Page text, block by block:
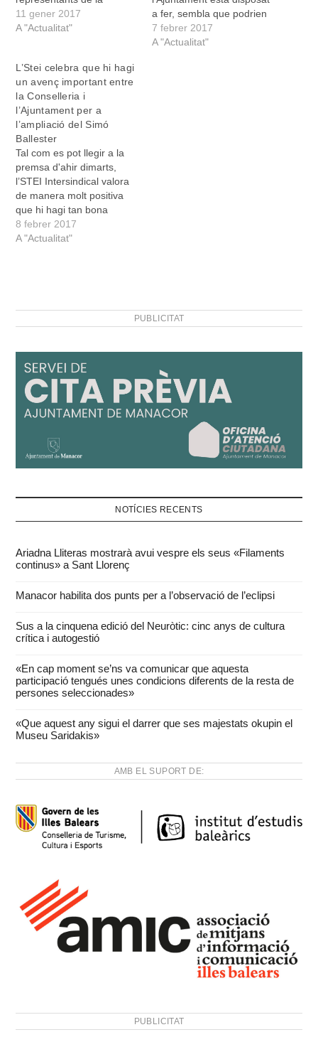
comunitat educativa de
l’escola Simó Ballester es
conseller d’Educació, Martí
March, i amb el director
general de Planificació,
Ordenació i Centres,
Antoni Morante, per…
11 gener 2017
A "Actualitat"
a fer, sembla que podrien
fer canviar d’opinió la
Conselleria d’Educació,
7 febrer 2017
A "Actualitat"
L’Stei celebra que hi hagi
un avenç important entre
la Conselleria i
l’Ajuntament per a
l’ampliació del Simó
Ballester
Tal com es pot llegir a la
premsa d'ahir dimarts,
l’STEI Intersindical valora
de manera molt positiva
que hi hagi tan bona
predisposició entre els
responsables de la
finalment, de l’ampliació
del col•legi Simó Ballester.
8 febrer 2017
A "Actualitat"
PUBLICITAT
NOTÍCIES RECENTS
Ariadna Lliteras mostrarà avui vespre els seus «Filaments
continus» a Sant Llorenç
Manacor habilita dos punts per a l’observació de l’eclipsi
Sus a la cinquena edició del Neuròtic: cinc anys de cultura
crítica i autogestió
«En cap moment se’ns va comunicar que aquesta
participació tengués unes condicions diferents de la resta de
persones seleccionades»
«Que aquest any sigui el darrer que ses majestats okupin el
Museu Saridakis»
AMB EL SUPORT DE:
PUBLICITAT